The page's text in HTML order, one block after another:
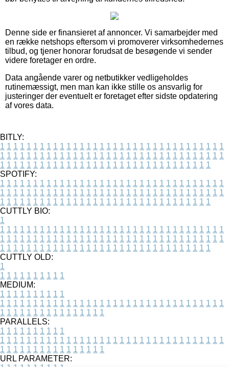
Denne side er finansieret af annoncer. Vi samarbejder med
en række netshops eftersom vi promoverer virksomhedernes
tilbud, og tjener honorar forudsat de besøgende vi sender
videre foretager en ordre.
Data angående varer og netbutikker vedligeholdes
rutinemæssigt, men man kan ikke stille os ansvarlig for
justeringer der eventuelt er foretaget efter sidste opdatering
af vores data.
BITLY:
1 1 1 1 1 1 1 1 1 1 1 1 1 1 1 1 1 1 1 1 1 1 1 1 1 1 1 1 1 1 1 1 1 1
1 1 1 1 1 1 1 1 1 1 1 1 1 1 1 1 1 1 1 1 1 1 1 1 1 1 1 1 1 1 1 1 1 1
1 1 1 1 1 1 1 1 1 1 1 1 1 1 1 1 1 1 1 1 1 1 1 1 1 1 1 1 1 1 1 1
SPOTIFY:
1 1 1 1 1 1 1 1 1 1 1 1 1 1 1 1 1 1 1 1 1 1 1 1 1 1 1 1 1 1 1 1 1 1
1 1 1 1 1 1 1 1 1 1 1 1 1 1 1 1 1 1 1 1 1 1 1 1 1 1 1 1 1 1 1 1 1 1
1 1 1 1 1 1 1 1 1 1 1 1 1 1 1 1 1 1 1 1 1 1 1 1 1 1 1 1 1 1 1 1
CUTTLY BIO:
1
1 1 1 1 1 1 1 1 1 1 1 1 1 1 1 1 1 1 1 1 1 1 1 1 1 1 1 1 1 1 1 1 1 1
1 1 1 1 1 1 1 1 1 1 1 1 1 1 1 1 1 1 1 1 1 1 1 1 1 1 1 1 1 1 1 1 1 1
1 1 1 1 1 1 1 1 1 1 1 1 1 1 1 1 1 1 1 1 1 1 1 1 1 1 1 1 1 1 1 1
CUTTLY OLD:
1
1 1 1 1 1 1 1 1 1 1
MEDIUM:
1 1 1 1 1 1 1 1 1 1
1 1 1 1 1 1 1 1 1 1 1 1 1 1 1 1 1 1 1 1 1 1 1 1 1 1 1 1 1 1 1 1 1 1
1 1 1 1 1 1 1 1 1 1 1 1 1 1 1 1
PARALLELS:
1 1 1 1 1 1 1 1 1 1
1 1 1 1 1 1 1 1 1 1 1 1 1 1 1 1 1 1 1 1 1 1 1 1 1 1 1 1 1 1 1 1 1 1
1 1 1 1 1 1 1 1 1 1 1 1 1 1 1 1
URL PARAMETER: